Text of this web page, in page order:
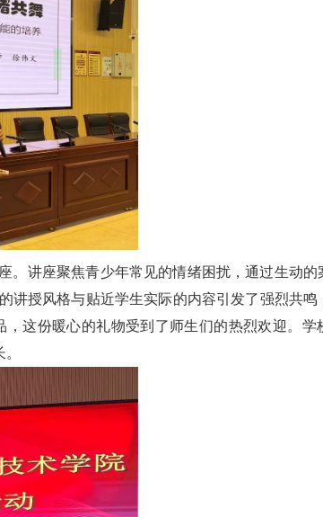
讲座聚焦青少年常见的情绪困扰，通过生动的
讲授风格与贴近学生实际的内容引发了强烈共鸣
这份暖心的礼物受到了师生们的热烈欢迎。学